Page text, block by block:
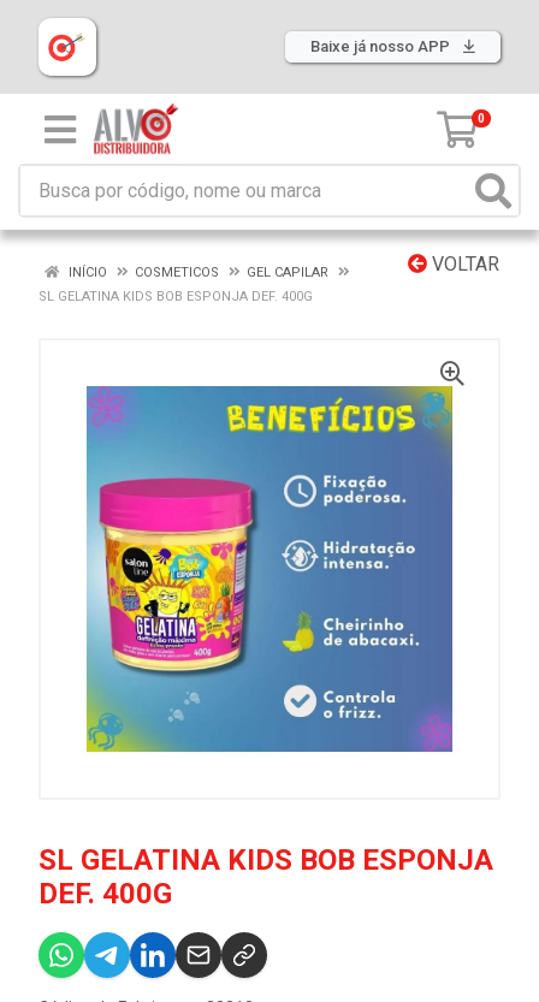
Baixe já nosso APP
0
VOLTAR
INÍCIO COSMETICOS
GEL CAPILAR
SL GELATINA KIDS BOB ESPONJA DEF. 400G
SL GELATINA KIDS BOB ESPONJA
DEF. 400G